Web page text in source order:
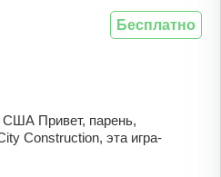
США Привет, парень,
Construction, эта игра-
Бесплатно